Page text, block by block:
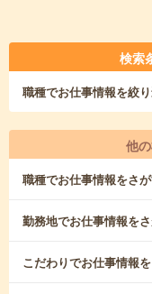
検索
職種でお仕事情報を絞
他
職種でお仕事情報をさ
勤務地でお仕事情報を
こだわりでお仕事情報